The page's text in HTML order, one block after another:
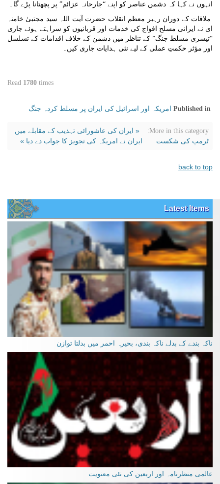
انہوں نے کہا کہ دشمن عناصر کو اپنے “جارحانہ عزائم” پر پچھتانا پڑے گا۔
ملاقات کے دوران رہبر معظم انقلاب حضرت آیت اللہ سید مجتبیٰ خامنہ
ای نے ایرانی مسلح افواج کی خدمات اور قربانیوں کو سراہتے ہوئے جاری
“تیسری مسلط جنگ” کے تناظر میں دشمن کے خلاف اقدامات کے تسلسل
اور مؤثر حکمتِ عملی کے لیے نئی ہدایات جاری کیں۔
Read 1780 times
Published in امریکہ اور اسرائیل کی ایران پر مسلط کردہ جنگ
More in this category:
« ایران کی عاشورائی تہذیب کے مقابلے میں
ٹرمپ کی شکست
ایران نے امریکہ کی تجویز کا جواب دے دیا »
back to top
Latest Items
ناکہ بندے کے بدلے ناکہ بندی، بحیرہ احمر میں بدلتا توازن
عالمی منظرنامہ اور اربعین کی نئی معنویت